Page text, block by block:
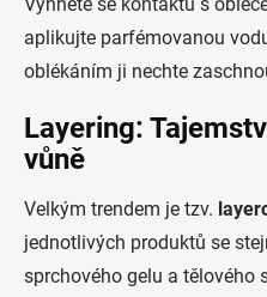
aplikujte parfémovanou
oblékáním ji nechte
Layering:
vůně
Velkým trendem je tzv.
jednotlivých produktů se
sprchového gelu a tělového